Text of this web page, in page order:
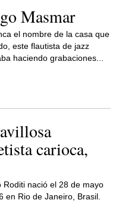
Masmar
el nombre de la casa que
este flautista de jazz
haciendo grabaciones...
carioca,
Roditi nació el 28 de mayo
en Rio de Janeiro, Brasil.